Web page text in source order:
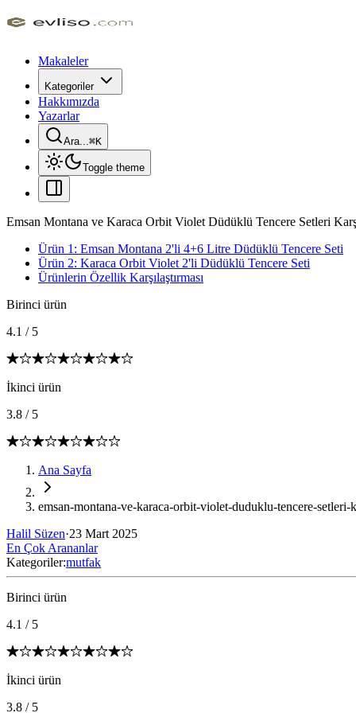
Makaleler
Kategoriler
Hakkımızda
Yazarlar
Ara...⌘K
Toggle theme
Emsan Montana ve Karaca Orbit Violet Düdüklü Tencere Setleri
Ürün 1: Emsan Montana 2'li 4+6 Litre Düdüklü Tencere Seti
Ürün 2: Karaca Orbit Violet 2'li Düdüklü Tencere Seti
Ürünlerin Özellik Karşılaştırması
Birinci ürün
4.1 / 5
İkinci ürün
3.8 / 5
Ana Sayfa
emsan-montana-ve-karaca-orbit-violet-duduklu-tencere-setleri-
Halil Süzen·23 Mart 2025
En Çok Arananlar
Kategoriler:mutfak
Birinci ürün
4.1 / 5
İkinci ürün
3.8 / 5